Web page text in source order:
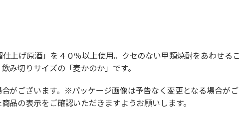
上げ原酒」を４０％以上使用。クセのない甲類焼酎をあわせ
み切りサイズの「麦かのか」です。
がございます。※パッケージ画像は予告なく変更となる場合が
品の表示をご確認いただきますようお願いします。